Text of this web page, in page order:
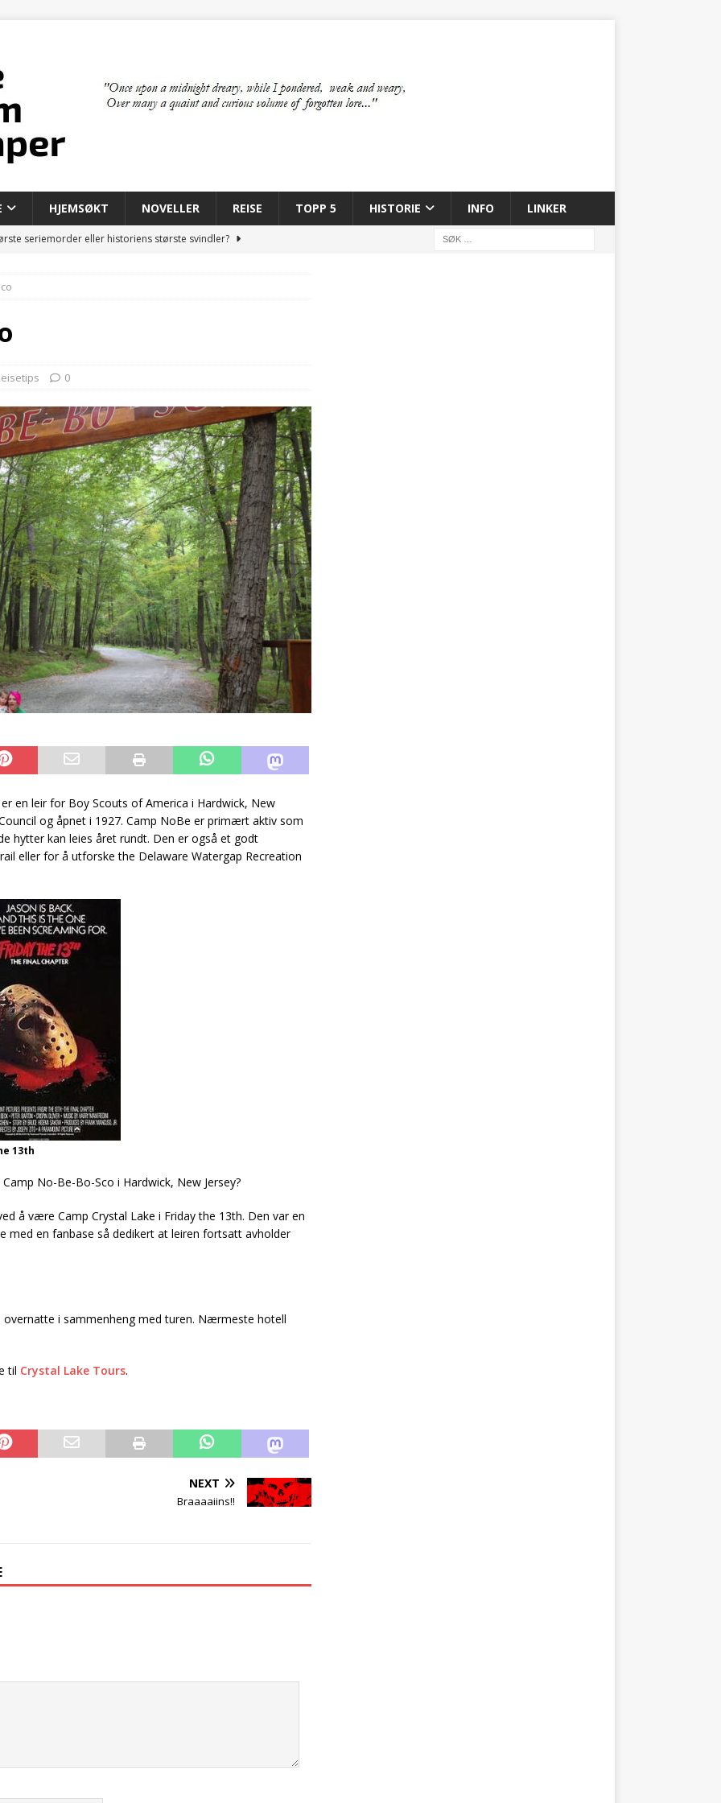
HJEMSØKT NOVELLER REISE TOPP 5 HISTORIE INFO LINKER
seriemorder eller historiens største svindler?
bygde den moderne mafiaen
New York: Mafiaens første år i Amerika
– sannheten bak H.H. Holmes’ beryktede dødslabyrint
0
en leir for Boy Scouts of America i Hardwick, New
og åpnet i 1927. Camp NoBe er primært aktiv som
hytter kan leies året rundt. Den er også et godt
eller for å utforske the Delaware Watergap Recreation
13th
No-Be-Bo-Sco i Hardwick, New Jersey?
å være Camp Crystal Lake i Friday the 13th. Den var en
med en fanbase så dedikert at leiren fortsatt avholder
overnatte i sammenheng med turen. Nærmeste hotell
til Crystal Lake Tours.
NEXT
Braaaaiins!!